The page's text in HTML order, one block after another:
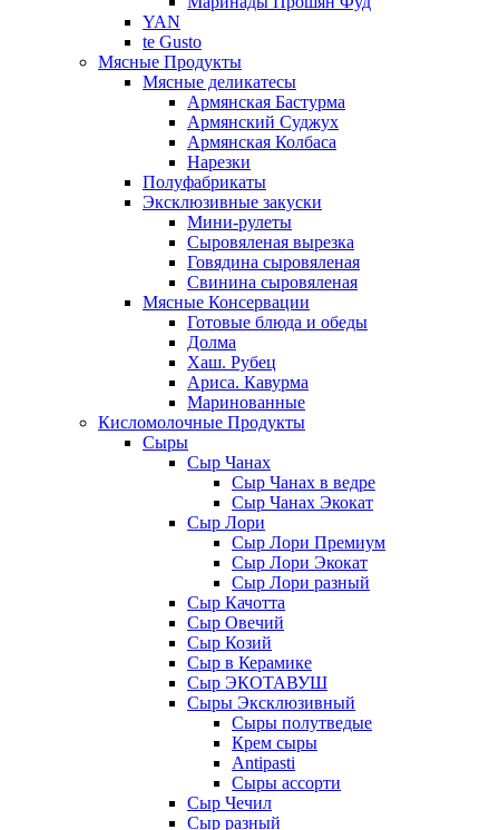
YAN
te Gusto
Мясные Продукты
Мясные деликатесы
Армянская Бастурма
Армянский Суджух
Армянская Колбаса
Нарезки
Полуфабрикаты
Эксклюзивные закуски
Мини-рулеты
Сыровяленая вырезка
Говядина сыровяленая
Свинина сыровяленая
Мясные Консервации
Готовые блюда и обеды
Долма
Хаш. Рубец
Ариса. Кавурма
Маринованные
Кисломолочные Продукты
Сыры
Сыр Чанах
Сыр Чанах в ведре
Сыр Чанах Экокат
Сыр Лори
Сыр Лори Премиум
Сыр Лори Экокат
Сыр Лори разный
Сыр Качотта
Сыр Овечий
Сыр Козий
Сыр в Керамике
Сыр ЭКОТАВУШ
Сыры Эксклюзивный
Сыры полутведые
Крем сыры
Antipasti
Сыры ассорти
Сыр Чечил
Сыр разный